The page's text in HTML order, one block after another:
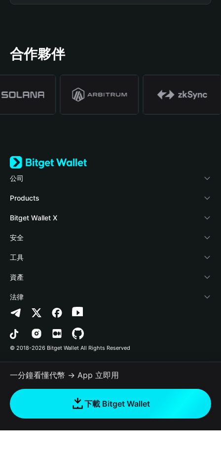
合作夥伴
公司
關於 Bitget Wallet
部落格
學院
加密資訊
幫助中心
‌聯繫我們
品牌資源
工作機會
Products
Crypto Card
Stablecoin Earn
Payfi Crypto
Crypto Swap API
Altcoin Season Index
Prediction Markets
DApp
RWA
如何購買加密貨幣
Bitget Wallet X
開發者文件
連接錢包
Bitget Wallet Pay
合作上架
安全
風險保障基金
安全防護技術
工具
快捷買幣
授權檢測
合約檢測
批次轉帳
資產
Arbitrum
Avalanche
Bitcoin
Polygon
法律
隱私協議
用戶使用協議
© 2018-2026 Bitget Wallet All Rights Reserved
一分鐘看懂代幣 → App 立即用
下載 Bitget Wallet